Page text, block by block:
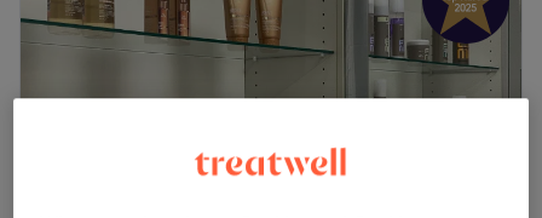
Donnerstag
Geschlossen
Freitag
10:00–18:00
10:00–
18:00
Sonntag
Geschlossen
Eugen & Alena 1. Etage